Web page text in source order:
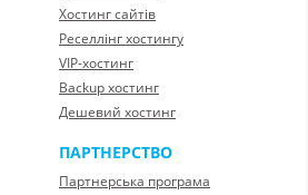
Хостинг сайтів
Реселлінг хостингу
VIP-хостинг
Backup хостинг
Дешевий хостинг
ПАРТНЕРСТВО
Партнерська програма